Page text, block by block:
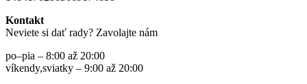
Kontakt
Neviete si dať rady? Zavolajte nám
po–pia – 8:00 až 20:00
víkendy,sviatky – 9:00 až 20:00